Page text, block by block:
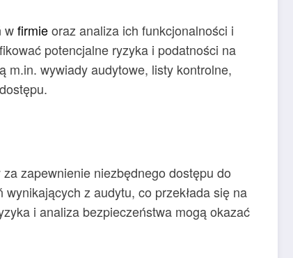
wfirmieoraz analiza ich funkcjonalności i
potencjalne ryzyka i podatności na
m.in. wywiady audytowe, listy kontrolne,
zapewnienie niezbędnego dostępu do
z audytu, co przekłada się na
i analiza bezpieczeństwa mogą okazać